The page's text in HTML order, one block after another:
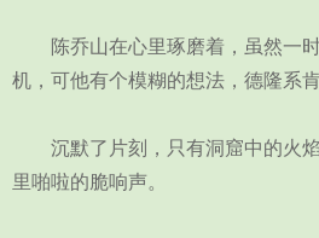
陈乔山在心里琢磨着，虽然一时
机，可他有个模糊的想法，德隆系
沉默了片刻，只有洞窟中的火焰
里啪啦的脆响声。